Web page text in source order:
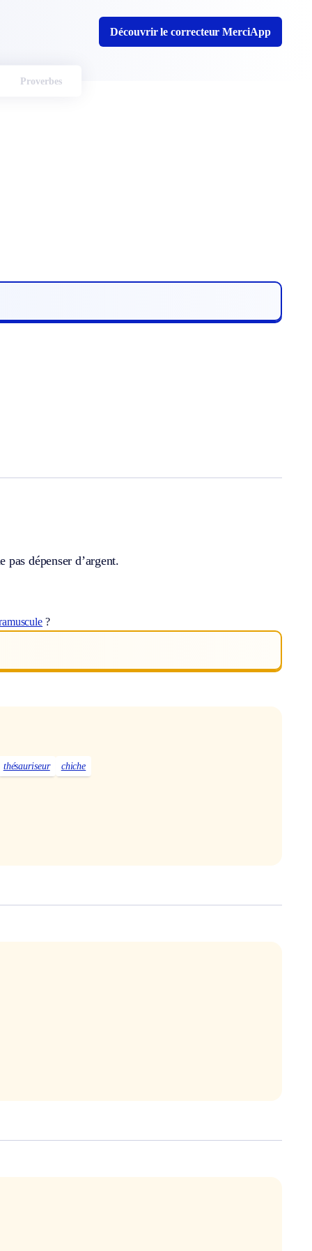
Découvrir le correcteur MerciApp
Proverbes
dépenser d’argent.
?
thésauriseur chiche